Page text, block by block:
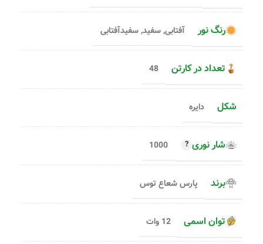
رنگ نور آفتابی,سفید,سفیدآفتابی
تعداد در کارتن 48
شکل دایره
شار نوری 1000
برند پارس شعاع توس
توان اسمی 12 وات